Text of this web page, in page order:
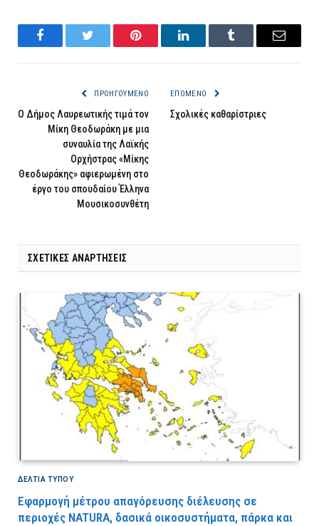
FacebookTwitter Pinterest LinkedInTumblr Email
ΠΡΟΗΓΟΎΜΕΝΟ
Ο Δήμος Λαυρεωτικής τιμά τον
Μίκη Θεοδωράκη με μια
συναυλία της Λαϊκής
Ορχήστρας «Μίκης
Θεοδωράκης» αφιερωμένη στο
έργο του σπουδαίου Έλληνα
Μουσικοσυνθέτη
ΕΠΌΜΕΝΟ
Σχολικές καθαρίστριες
ΣΧΕΤΙΚΈΣ ΑΝΑΡΤΉΣΕΙΣ
ΔΕΛΤΙΑ ΤΥΠΟΥ
Εφαρμογή μέτρου απαγόρευσης διέλευσης σε
περιοχές NATURA, δασικά οικοσυστήματα, πάρκα και